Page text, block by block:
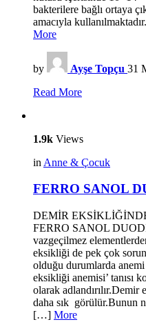
bakterilere bağlı ortaya
amacıyla
More
by Ayşe Topçu 31
Read More
1.9k Views
in Anne & Çocuk
FERRO SANOL
DEMİR
FERRO SANOL
vazgeçilmez
eksikliği de pek çok
olduğu durumlarda
eksikliği anemisi’ tanısı
olarak
daha sık görülür.Bunun
[…] More